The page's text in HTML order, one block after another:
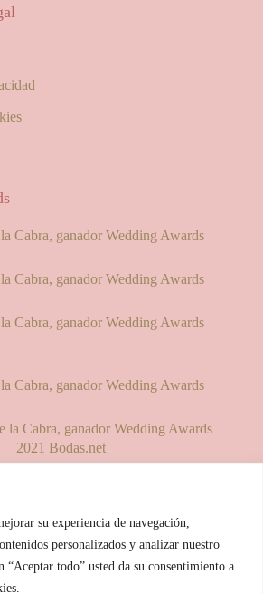
su experiencia de navegación,
personalizados y analizar nuestro
todo” usted da su consentimiento a